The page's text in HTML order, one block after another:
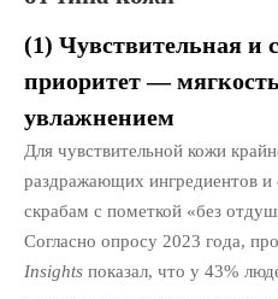
(1) Чувствительная и
приоритет —
увлажнением
Для чувствительной кожи
раздражающих ингредиентов и
скрабам с пометкой «без
Согласно опросу 2023 года,
Insights показал, что у 43%